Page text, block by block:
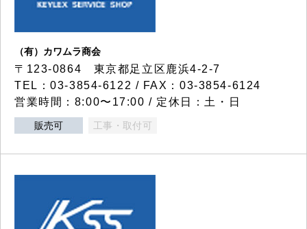
（有）カワムラ商会
〒123-0864 東京都足立区鹿浜4-2-7
TEL：03-3854-6122 / FAX：03-3854-6124
営業時間：8:00〜17:00 / 定休日：土・日
販売可 工事・取付可